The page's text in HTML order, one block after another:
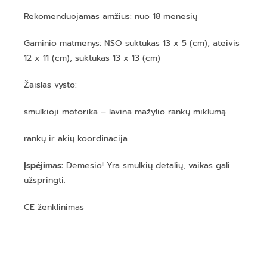
Rekomenduojamas amžius: nuo 18 mėnesių
Gaminio matmenys: NSO suktukas 13 x 5 (cm), ateivis
12 x 11 (cm), suktukas 13 x 13 (cm)
Žaislas vysto:
smulkioji motorika – lavina mažylio rankų miklumą
rankų ir akių koordinacija
Įspėjimas: Dėmesio! Yra smulkių detalių, vaikas gali
užspringti.
CE ženklinimas